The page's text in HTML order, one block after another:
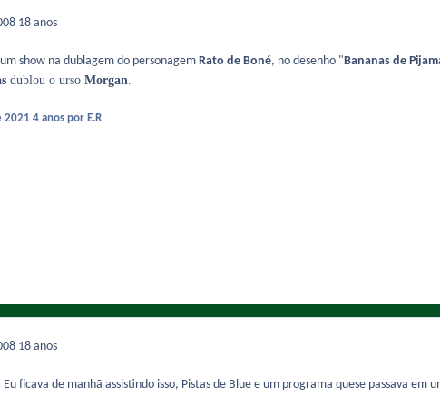
18 anos
show na dublagem do personagem Rato de Boné, no desenho "Bananas de
dublou o urso Morgan.
2021 4 anos por E.R
18 anos
ficava de manhã assistindo isso, Pistas de Blue e um programa quese passava em